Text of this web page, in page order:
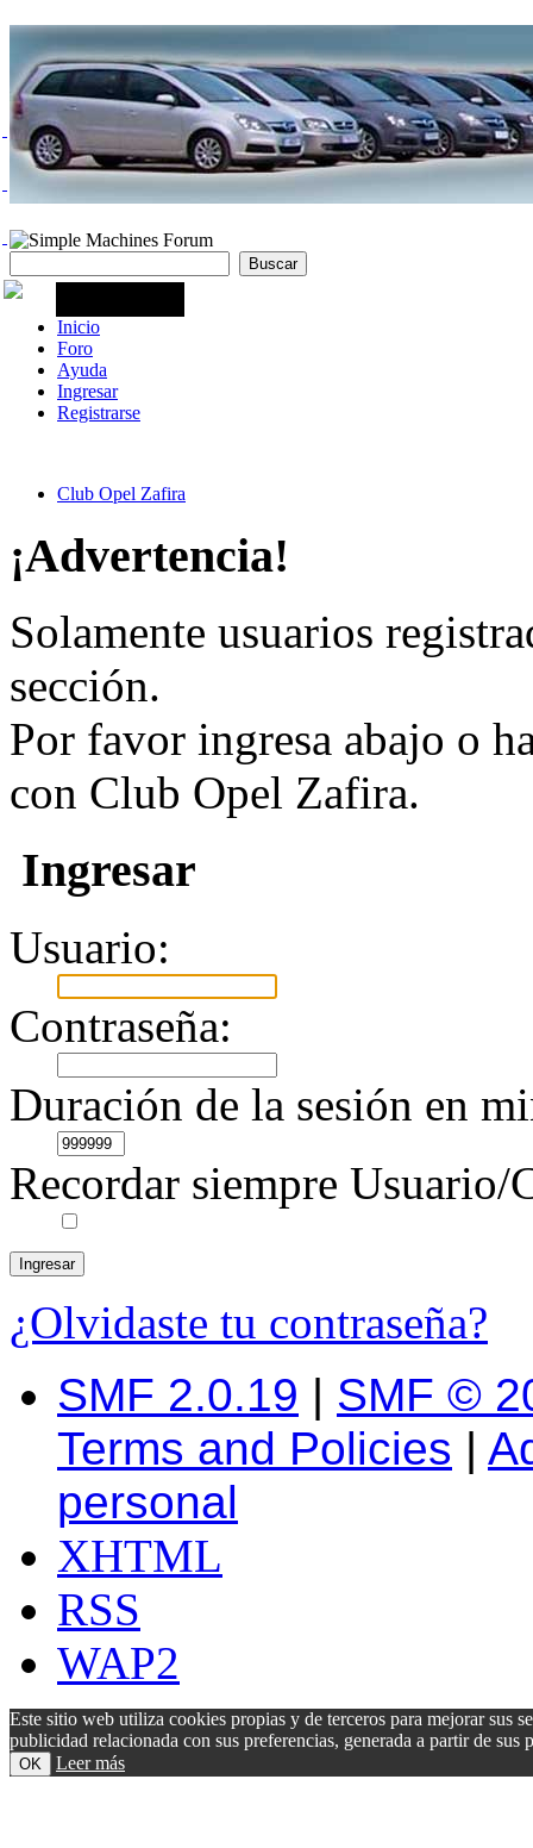
Inicio
Foro
Ayuda
Ingresar
Registrarse
Club Opel Zafira
¡Advertencia!
Solamente usuarios
sección.
Por favor ingresa abajo o
con Club Opel Zafira.
Ingresar
Usuario:
Contraseña:
Duración de la sesión en
Recordar siempre Usuario/
¿Olvidaste tu contraseña?
SMF 2.0.19 | SMF ©
Terms and Policies |
personal
XHTML
RSS
WAP2
Este sitio web utiliza cookies propias y de terceros para mejorar sus
publicidad relacionada con sus preferencias, generada a partir de
OK Leer más